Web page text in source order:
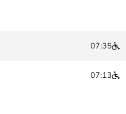
Hopper
07:35
07:13